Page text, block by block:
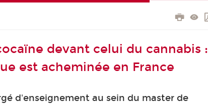
devant celui du cannabis :
est acheminée en France
d'enseignement au sein du master de